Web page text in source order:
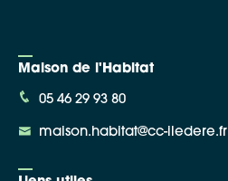
Maison de l'Habitat
05 46 29 93 80
maison.habitat@cc-iledere.fr